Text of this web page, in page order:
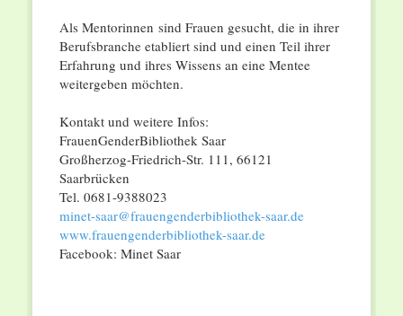
Als Mentorinnen sind Frauen gesucht, die in ihrer
Berufsbranche etabliert sind und einen Teil ihrer
Erfahrung und ihres Wissens an eine Mentee
weitergeben möchten.
Kontakt und weitere Infos:
FrauenGenderBibliothek Saar
Großherzog-Friedrich-Str. 111, 66121
Saarbrücken
Tel. 0681-9388023
minet-saar@frauengenderbibliothek-saar.de
www.frauengenderbibliothek-saar.de
Facebook: Minet Saar